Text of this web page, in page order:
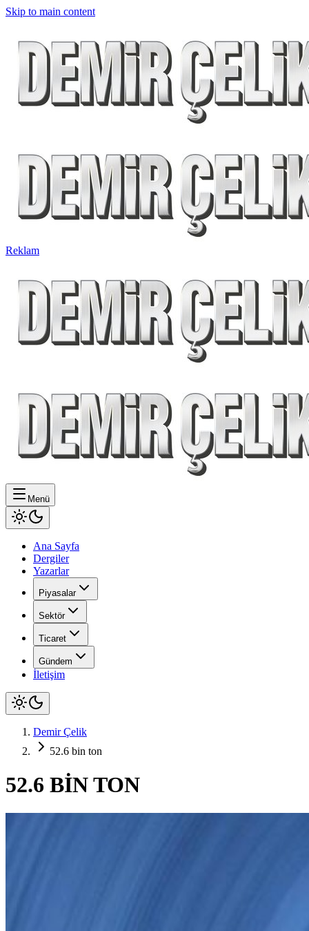
Skip to main content
Reklam
Menü
Ana Sayfa
Dergiler
Yazarlar
Piyasalar
Sektör
Ticaret
Gündem
İletişim
Demir Çelik
52.6 bin ton
52.6 BİN TON